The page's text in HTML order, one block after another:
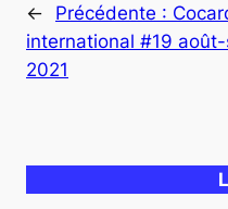
← Précédente :
international #19
2021